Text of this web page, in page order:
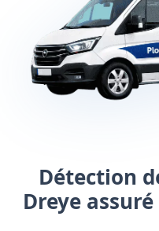
Détection
Dreye